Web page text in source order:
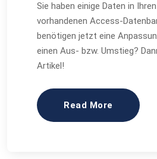
Sie haben einige Daten in
vorhandenen Access-
benötigen jetzt eine
einen Aus- bzw. Umstieg?
Artikel!
Read More